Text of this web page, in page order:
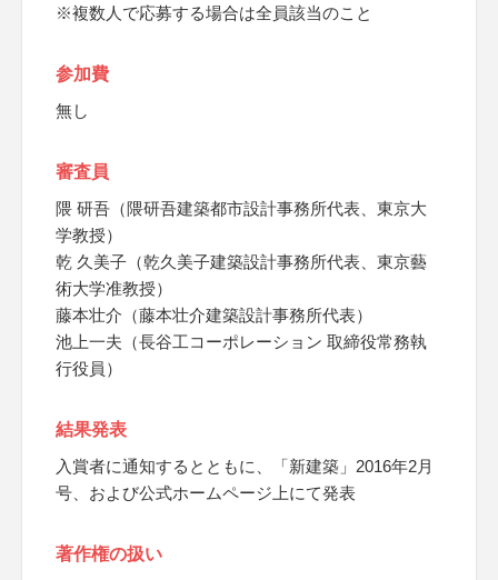
※複数人で応募する場合は全員該当のこと
参加費
無し
審査員
隈 研吾（隈研吾建築都市設計事務所代表、東京大
学教授）
乾 久美子（乾久美子建築設計事務所代表、東京藝
術大学准教授）
藤本壮介（藤本壮介建築設計事務所代表）
池上一夫（長谷工コーポレーション 取締役常務執
行役員）
結果発表
入賞者に通知するとともに、「新建築」2016年2月
号、および公式ホームページ上にて発表
著作権の扱い